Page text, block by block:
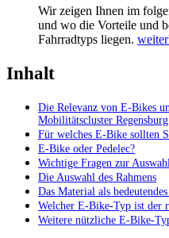
Wir zeigen Ihnen im
und wo die Vorteile und
Fahrradtyps liegen.
Inhalt
Die Relevanz von E-Bikes
Mobilitätscluster Regensburg
Für welches E-Bike sollten
E-Bike oder Pedelec?
Wichtige Fragen zur
Die Auswahl des Rahmens
Das Material als
Welcher E-Bike-Typ ist der
Weitere nützliche E-Bike-